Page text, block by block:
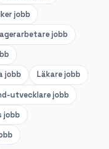
jobb
jobb
jobb Läkarejobb
utvecklarejobb
jobb